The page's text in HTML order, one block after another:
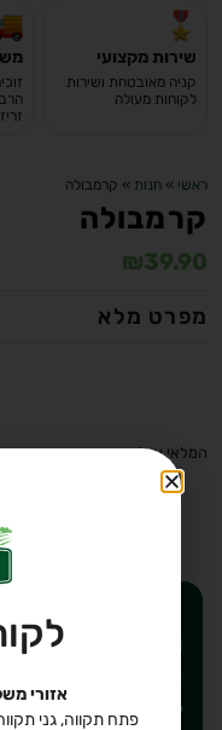
ראשי » חנות » קרמבולה
קרמבולה
₪39.90
מפרט מלא
המלאי אזל
שירות מקצועי
קניה מאובטחת ושירות
לקוחות מעולה
רוצים
לאימייל
יאללה, חבל לפספס. כתבו
אזורי
פתח תקווה, גני